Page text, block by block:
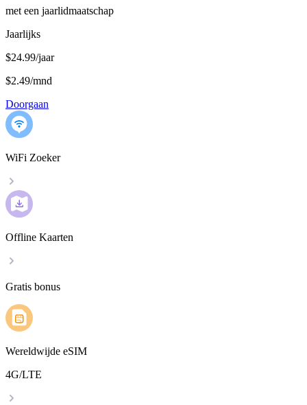
met een jaarlidmaatschap
Jaarlijks
$24.99/jaar
$2.49/mnd
Doorgaan
WiFi Zoeker
Offline Kaarten
Gratis bonus
Wereldwijde eSIM
4G/LTE